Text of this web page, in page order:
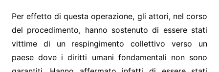
Per effetto di questa operazione, gli attori, nel corso
del procedimento, hanno sostenuto di essere stati
vittime di un respingimento collettivo verso un
paese dove i diritti umani fondamentali non sono